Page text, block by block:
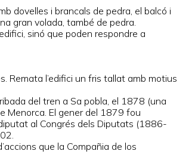
dovelles i brancals de pedra, el balcó i
gran volada, també de pedra.
sinó que poden respondre a
Remata l’edifici un fris tallat amb motius
del tren a Sa pobla, el 1878 (una
Menorca. El gener del 1879 fou
al Congrés dels Diputats (1886-
que la Compañia de los